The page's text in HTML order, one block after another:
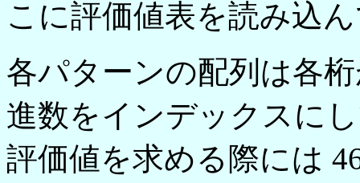
こに評価値表を読み込
各パターンの配列は各
進数をインデックスに
評価値を求める際には